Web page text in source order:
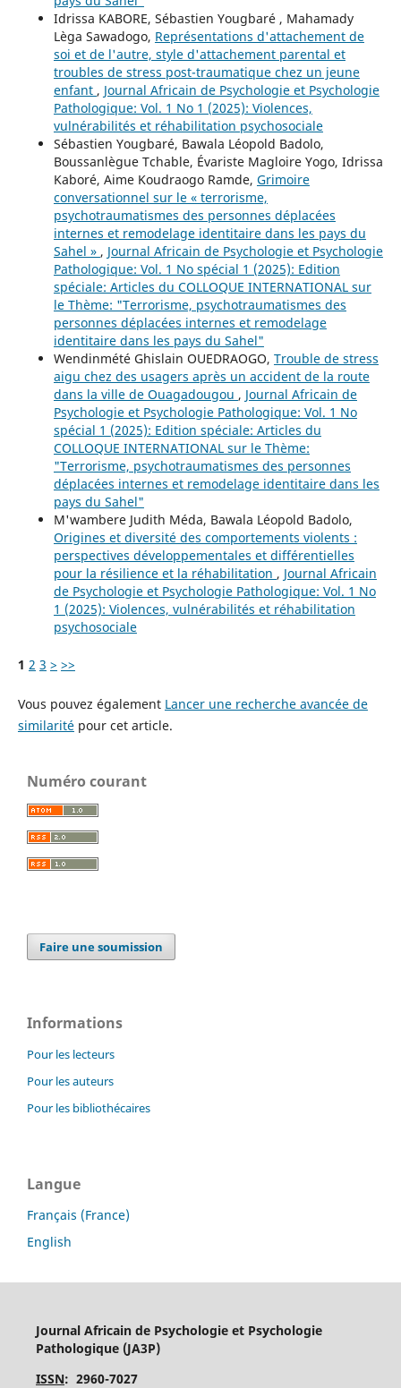
Idrissa KABORE, Sébastien Yougbaré , Mahamady
Lèga Sawadogo, Représentations d'attachement de
soi et de l'autre, style d'attachement parental et
troubles de stress post-traumatique chez un jeune
enfant , Journal Africain de Psychologie et Psychologie
Pathologique: Vol. 1 No 1 (2025): Violences,
vulnérabilités et réhabilitation psychosociale
Sébastien Yougbaré, Bawala Léopold Badolo,
Boussanlègue Tchable, Évariste Magloire Yogo, Idrissa
Kaboré, Aime Koudraogo Ramde, Grimoire
conversationnel sur le « terrorisme,
psychotraumatismes des personnes déplacées
internes et remodelage identitaire dans les pays du
Sahel » , Journal Africain de Psychologie et Psychologie
Pathologique: Vol. 1 No spécial 1 (2025): Edition
spéciale: Articles du COLLOQUE INTERNATIONAL sur
le Thème: "Terrorisme, psychotraumatismes des
personnes déplacées internes et remodelage
identitaire dans les pays du Sahel"
Wendinmété Ghislain OUEDRAOGO, Trouble de stress
aigu chez des usagers après un accident de la route
dans la ville de Ouagadougou , Journal Africain de
Psychologie et Psychologie Pathologique: Vol. 1 No
spécial 1 (2025): Edition spéciale: Articles du
COLLOQUE INTERNATIONAL sur le Thème:
"Terrorisme, psychotraumatismes des personnes
déplacées internes et remodelage identitaire dans les
pays du Sahel"
M'wambere Judith Méda, Bawala Léopold Badolo,
Origines et diversité des comportements violents :
perspectives développementales et différentielles
pour la résilience et la réhabilitation , Journal Africain
de Psychologie et Psychologie Pathologique: Vol. 1 No
1 (2025): Violences, vulnérabilités et réhabilitation
psychosociale
1 2 3 > >>
Vous pouvez également Lancer une recherche avancée de
similaritépour cet article.
Numéro courant
Faire une soumission
Informations
Pour les lecteurs
Pour les auteurs
Pour les bibliothécaires
Langue
Français (France)
English
Journal Africain de Psychologie et Psychologie
Pathologique (JA3P)
ISSN: 2960-7027